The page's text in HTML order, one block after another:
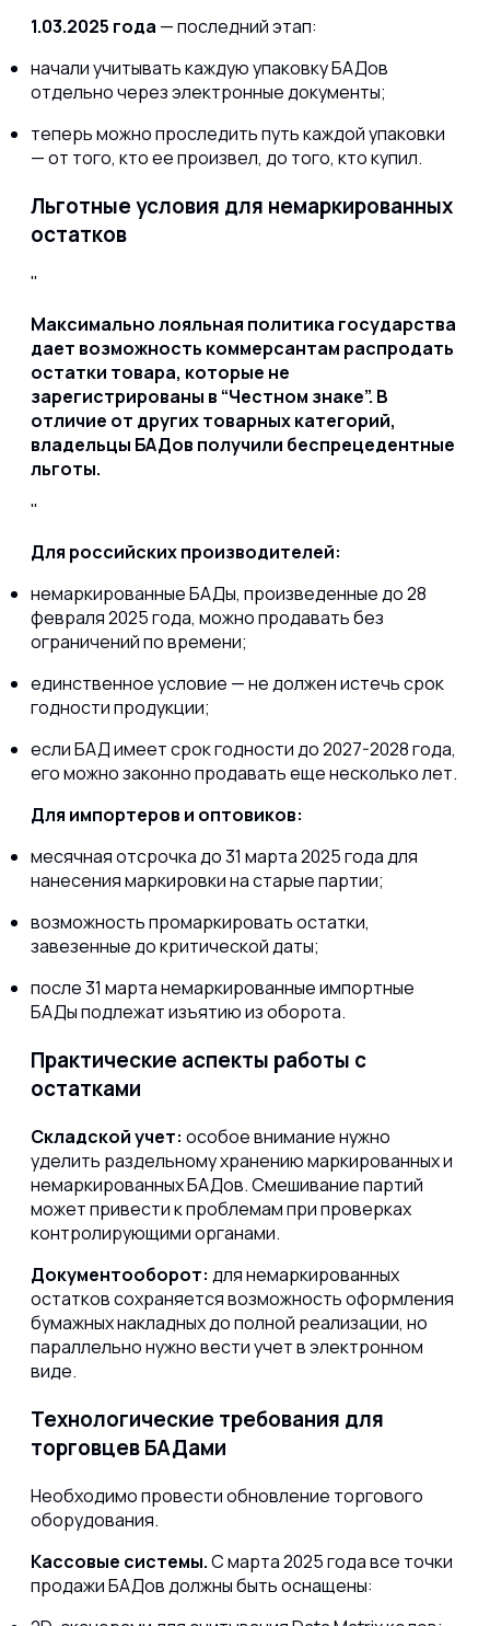
1.03.2025 года — последний этап:
начали учитывать каждую упаковку БАДов
отдельно через электронные документы;
теперь можно проследить путь каждой упаковки
— от того, кто ее произвел, до того, кто купил.
Льготные условия для немаркированных
остатков
Максимально лояльная политика государства
дает возможность коммерсантам распродать
остатки товара, которые не
зарегистрированы в “Честном знаке”. В
отличие от других товарных категорий,
владельцы БАДов получили беспрецедентные
льготы.
Для российских производителей:
немаркированные БАДы, произведенные до 28
февраля 2025 года, можно продавать без
ограничений по времени;
единственное условие — не должен истечь срок
годности продукции;
если БАД имеет срок годности до 2027-2028 года,
его можно законно продавать еще несколько лет.
Для импортеров и оптовиков:
месячная отсрочка до 31 марта 2025 года для
нанесения маркировки на старые партии;
возможность промаркировать остатки,
завезенные до критической даты;
после 31 марта немаркированные импортные
БАДы подлежат изъятию из оборота.
Практические аспекты работы с
остатками
Складской учет: особое внимание нужно
уделить раздельному хранению маркированных и
немаркированных БАДов. Смешивание партий
может привести к проблемам при проверках
контролирующими органами.
Документооборот: для немаркированных
остатков сохраняется возможность оформления
бумажных накладных до полной реализации, но
параллельно нужно вести учет в электронном
виде.
Технологические требования для
торговцев БАДами
Необходимо провести обновление торгового
оборудования.
Кассовые системы.С марта 2025 года все точки
продажи БАДов должны быть оснащены: